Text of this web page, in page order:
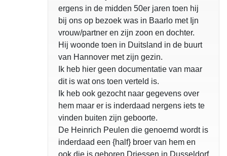
ergens in de midden 50er jaren toen hij
bij ons op bezoek was in Baarlo met Ijn
vrouw/partner en zijn zoon en dochter.
Hij woonde toen in Duitsland in de buurt
van Hannover met zijn gezin.
Ik heb hier geen documentatie van maar
dit is wat ons toen verteld is.
Ik heb ook gezocht naar gegevens over
hem maar er is inderdaad nergens iets te
vinden buiten zijn geboorte.
De Heinrich Peulen die genoemd wordt is
inderdaad een {half} broer van hem en
ook die is geboren Driessen in Dusseldorf